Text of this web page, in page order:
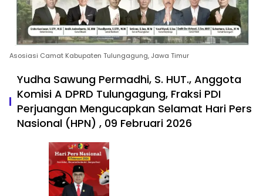
Asosiasi Camat Kabupaten Tulungagung, Jawa Timur
Yudha Sawung Permadhi, S. HUT., Anggota
Komisi A DPRD Tulungagung, Fraksi PDI
Perjuangan Mengucapkan Selamat Hari Pers
Nasional (HPN) , 09 Februari 2026